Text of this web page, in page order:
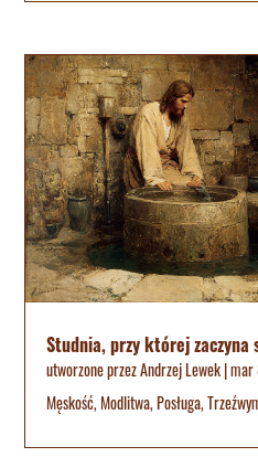
Studnia, przy której zaczyna
utworzone przezAndrzej Lewek|mar
Męskość,Modlitwa,Posługa,